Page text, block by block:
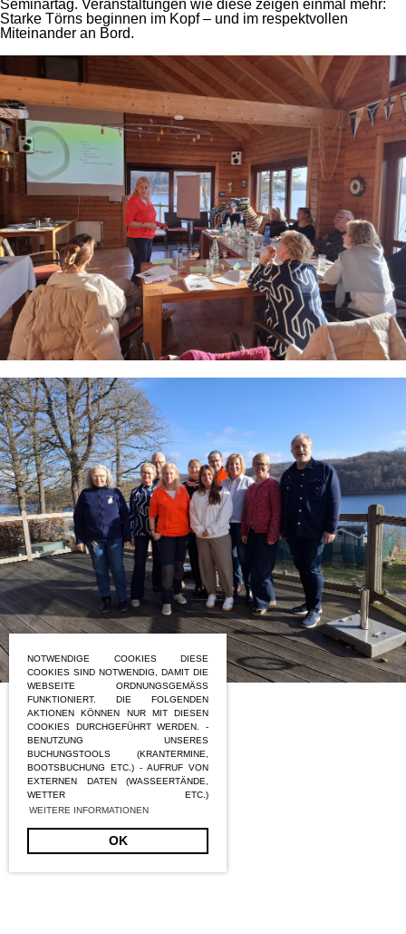
NOTWENDIGE COOKIES DIESE
COOKIES SIND NOTWENDIG, DAMIT DIE
WEBSEITE ORDNUNGSGEMÄSS F
UNKTIONIERT. DIE FOLGENDEN A
KTIONEN KÖNNEN NUR MIT DIESEN C
OOKIES DURCHGEFÜHRT WERDEN. - B
ENUTZUNG UNSERES B
UCHUNGSTOOLS (KRANTERMINE, B
OOTSBUCHUNG ETC.) - AUFRUF VON E
XTERNEN DATEN (WASSEERTÄNDE, W
ETTER ETC.)
WEITERE INFORMATIONEN
OK
Seminartag. Veranstaltungen wie diese zeigen einmal mehr:
Starke Törns beginnen im Kopf – und im respektvollen
Miteinander an Bord.